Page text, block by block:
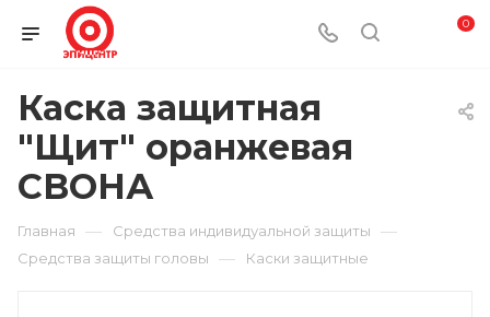
0
Каска защитная
"Щит" оранжевая
СВОНА
Главная — Средства индивидуальной защиты —
Средства защиты головы — Каски защитные